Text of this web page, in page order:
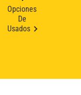
Opciones
De
Usados